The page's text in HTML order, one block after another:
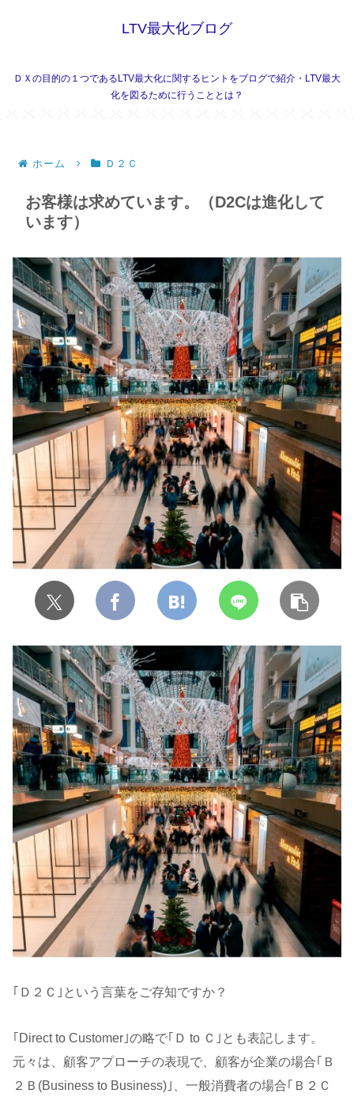
LTV最大化ブログ
ＤＸの目的の１つであるLTV最大化に関するヒントをブログで紹介・LTV最大
化を図るために行うこととは？
ホーム Ｄ２Ｃ
お客様は求めています。（D2Cは進化して
います）
｢Ｄ２Ｃ｣という言葉をご存知ですか？
｢Direct to Customer｣の略で｢Ｄ to Ｃ｣とも表記します。
元々は、顧客アプローチの表現で、顧客が企業の場合｢Ｂ
２Ｂ(Business to Business)｣、一般消費者の場合｢Ｂ２Ｃ